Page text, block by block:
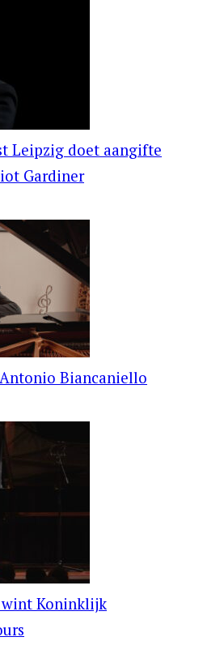
Leipzig doet aangifte
Gardiner
Biancaniello
wint Koninklijk